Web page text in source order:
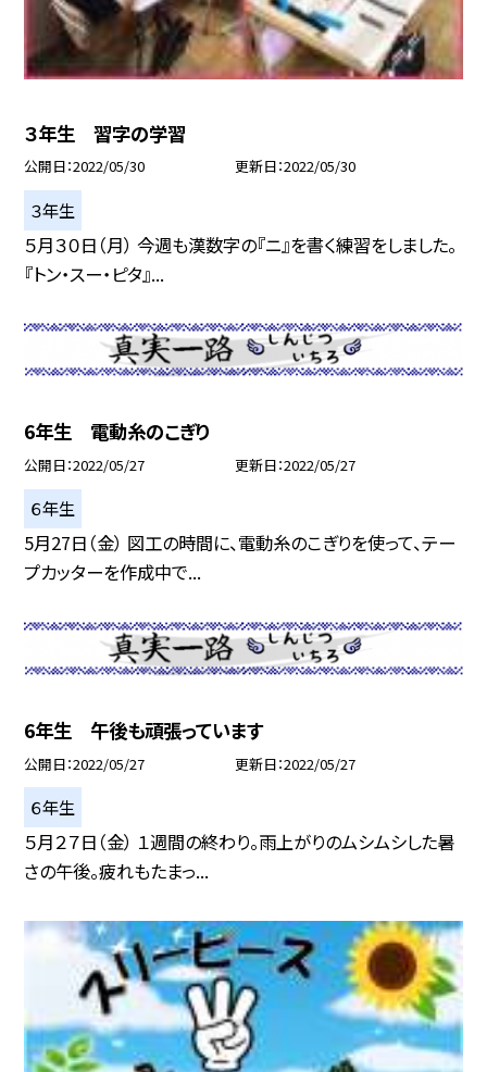
３年生 習字の学習
公開日 2022/05/30 更新日 2022/05/30
３年生
５月３０日（月） 今週も漢数字の『ニ』を書く練習をしました。
『トン・スー・ピタ』...
6年生 電動糸のこぎり
公開日 2022/05/27 更新日 2022/05/27
６年生
5月27日（金） 図工の時間に、電動糸のこぎりを使って、テー
プカッターを作成中で...
6年生 午後も頑張っています
公開日 2022/05/27 更新日 2022/05/27
６年生
５月２７日（金） １週間の終わり。雨上がりのムシムシした暑
さの午後。疲れもたまっ...